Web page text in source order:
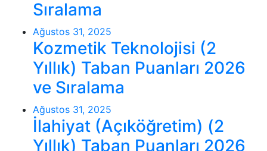
Sıralama
Ağustos 31, 2025
Kozmetik Teknolojisi (2
Yıllık) Taban Puanları 2026
ve Sıralama
Ağustos 31, 2025
İlahiyat (Açıköğretim) (2
Yıllık) Taban Puanları 2026